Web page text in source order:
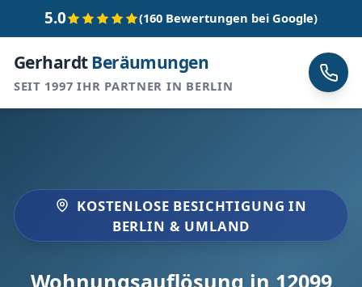
5.0 (160 Bewertungen bei Google)
GerhardtBeräumungen
SEIT 1997 IHR PARTNER IN BERLIN
KOSTENLOSE BESICHTIGUNG IN
BERLIN & UMLAND
Wohnungsauflösung in 12099